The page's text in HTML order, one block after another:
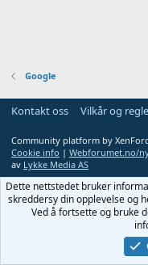
Google
Kontakt oss Vilkår og
Community platform by
Cookie info | Webforumet.no/
av Lykke Media AS
Dette nettstedet bruker
skreddersy din opplevelse og
Ved å fortsette og bruke